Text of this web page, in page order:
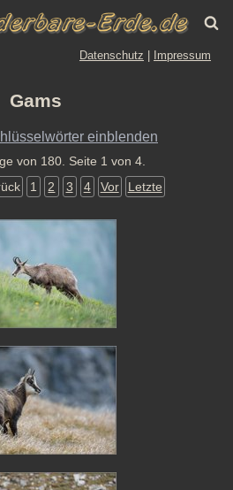
Datenschutz Impressum
Gams
einblenden
von 180. Seite 1 von 4.
1 2 3 4 Vor Letzte